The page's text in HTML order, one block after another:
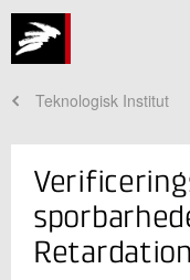
Teknologisk Institut